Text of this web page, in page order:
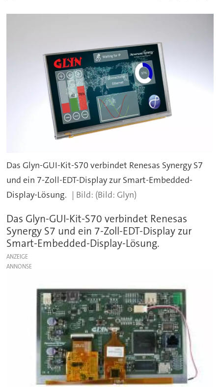
Das Glyn-GUI-Kit-S70 verbindet Renesas Synergy S7
und ein 7-Zoll-EDT-Display zur Smart-Embedded-
Display-Lösung.
(Bild: Glyn)
Das Glyn-GUI-Kit-S70 verbindet Renesas
Synergy S7 und ein 7-Zoll-EDT-Display zur
Smart-Embedded-Display-Lösung.
ANZEIGE